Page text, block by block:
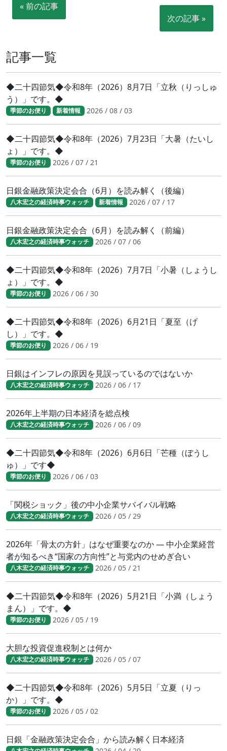
« 前の記事
次の記事 »
記事一覧
◆二十四節気◆令和8年（2026）8月7日「立秋（りっしゅ
う）」です。◆
季節のお便り 新着情報 2026 / 08 / 03
◆二十四節気◆令和8年（2026）7月23日「大暑（たいし
ょ）」です。◆
季節のお便り 2026 / 07 / 21
日銀金融政策決定会合（6月）を読み解く（後編）
八木宏之の経済時事ウォッチ 新着情報 2026 / 07 / 17
日銀金融政策決定会合（6月）を読み解く（前編）
八木宏之の経済時事ウォッチ 2026 / 07 / 06
◆二十四節気◆令和8年（2026）7月7日「小暑（しょうし
ょ）」です。◆
季節のお便り 2026 / 06 / 30
◆二十四節気◆令和8年（2026）6月21日「夏至（げ
し）」です。◆
季節のお便り 2026 / 06 / 19
日銀はインフレの原因を見誤っているのではないか
八木宏之の経済時事ウォッチ 2026 / 06 / 17
2026年上半期の日本経済を総点検
八木宏之の経済時事ウォッチ 2026 / 06 / 09
◆二十四節気◆令和8年（2026）6月6日「芒種（ぼうし
ゅ）」です◆
季節のお便り 2026 / 06 / 03
「関税ショック」後の中小企業サバイバル戦略
八木宏之の経済時事ウォッチ 2026 / 05 / 29
2026年「骨太の方針」はなぜ重要なのか ― 中小企業経営
者が知るべき“国家の方向性”と与党内のせめぎ合い
八木宏之の経済時事ウォッチ 2026 / 05 / 21
◆二十四節気◆令和8年（2026）5月21日「小満（しょう
まん）」です。◆
季節のお便り 2026 / 05 / 19
大胆な投資促進税制とは何か
八木宏之の経済時事ウォッチ 2026 / 05 / 07
◆二十四節気◆令和8年（2026）5月5日「立夏（りっ
か）」です。◆
季節のお便り 2026 / 05 / 02
日銀「金融政策決定会合」から読み解く日本経済